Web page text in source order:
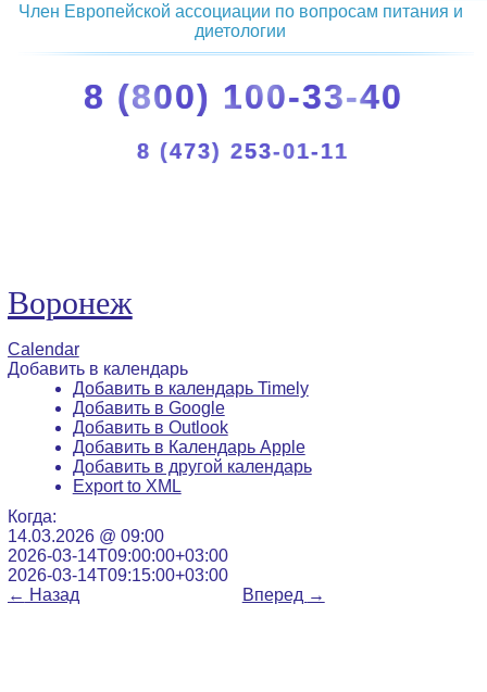
Член Европейской ассоциации по вопросам питания и
диетологии
8 (800) 100-33-40
8 (473) 253-01-11
Воронеж
Calendar
Добавить в календарь
Добавить в календарь Timely
Добавить в Google
Добавить в Outlook
Добавить в Календарь Apple
Добавить в другой календарь
Export to XML
Когда:
14.03.2026 @ 09:00
2026-03-14T09:00:00+03:00
2026-03-14T09:15:00+03:00
← Назад Вперед →